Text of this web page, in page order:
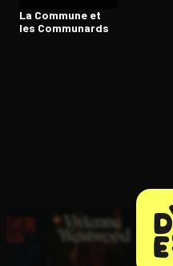
La Commune et
les Communards